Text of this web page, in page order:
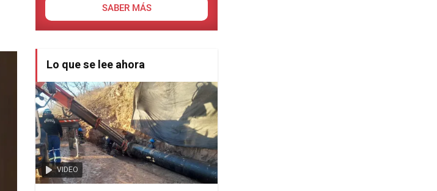
SABER MÁS
Lo que se lee ahora
VIDEO